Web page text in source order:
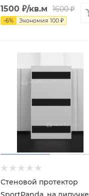
1500 ₽/кв.м 1600₽
-6% Экономия 100 ₽
Стеновой протектор